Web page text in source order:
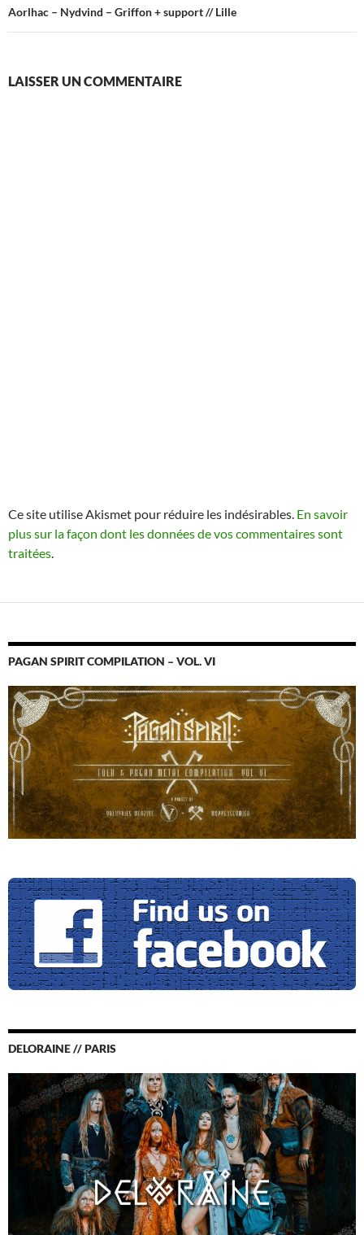
Aorlhac – Nydvind – Griffon + support // Lille
LAISSER UN COMMENTAIRE
Ce site utilise Akismet pour réduire les indésirables. En savoir
plus sur la façon dont les données de vos commentaires sont
traitées.
PAGAN SPIRIT COMPILATION – VOL. VI
DELORAINE // PARIS